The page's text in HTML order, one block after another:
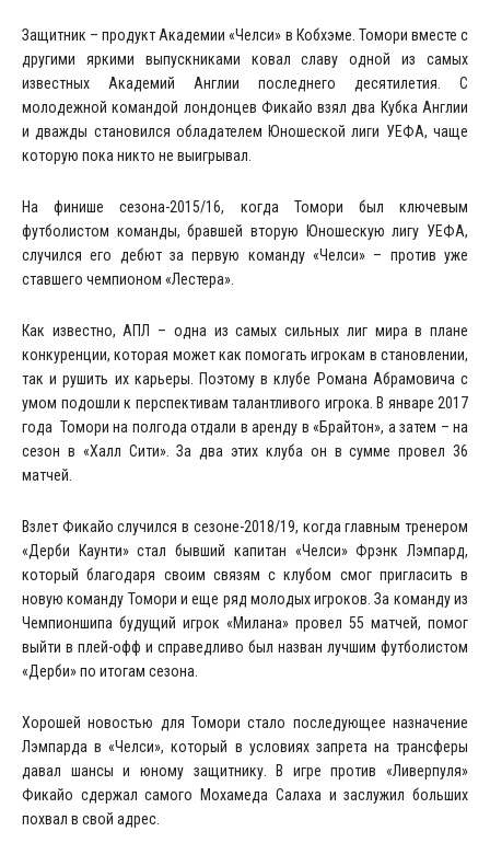
Защитник – продукт Академии «Челси» в Кобхэме. Томори вместе с
другими яркими выпускниками ковал славу одной из самых
известных Академий Англии последнего десятилетия. С
молодежной командой лондонцев Фикайо взял два Кубка Англии
и дважды становился обладателем Юношеской лиги УЕФА, чаще
которую пока никто не выигрывал.
На финише сезона-2015/16, когда Томори был ключевым
футболистом команды, бравшей вторую Юношескую лигу УЕФА,
случился его дебют за первую команду «Челси» – против уже
ставшего чемпионом «Лестера».
Как известно, АПЛ – одна из самых сильных лиг мира в плане
конкуренции, которая может как помогать игрокам в становлении,
так и рушить их карьеры. Поэтому в клубе Романа Абрамовича с
умом подошли к перспективам талантливого игрока. В январе 2017
года Томори на полгода отдали в аренду в «Брайтон», а затем – на
сезон в «Халл Сити». За два этих клуба он в сумме провел 36
матчей.
Взлет Фикайо случился в сезоне-2018/19, когда главным тренером
«Дерби Каунти» стал бывший капитан «Челси» Фрэнк Лэмпард,
который благодаря своим связям с клубом смог пригласить в
новую команду Томори и еще ряд молодых игроков. За команду из
Чемпионшипа будущий игрок «Милана» провел 55 матчей, помог
выйти в плей-офф и справедливо был назван лучшим футболистом
«Дерби» по итогам сезона.
Хорошей новостью для Томори стало последующее назначение
Лэмпарда в «Челси», который в условиях запрета на трансферы
давал шансы и юному защитнику. В игре против «Ливерпуля»
Фикайо сдержал самого Мохамеда Салаха и заслужил больших
похвал в свой адрес.